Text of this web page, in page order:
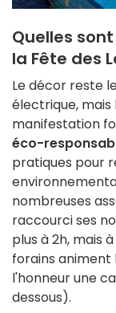
Quelles
la Fête des
Le décor reste
électrique,
manifestation
éco-
pratiques pour
nombreuses
raccourci ses
plus à 2h, mais à
forains
l'honneur une
dessous).